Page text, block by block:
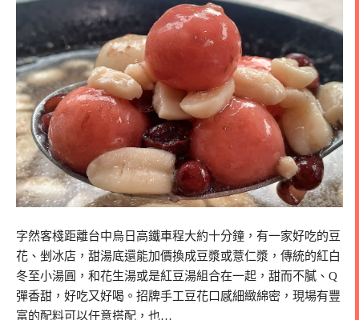
字然客棧距離台中烏日高鐵車程大約十分鐘，有一家好吃的豆
花、剉冰店，甜湯底還能加價換成豆漿或薏仁漿，傳統的紅白
冬至小湯圓，和花生湯或是紅豆湯組合在一起，甜而不膩、Q
彈香甜，好吃又好喝。招牌手工豆花口感細緻綿密，現場有豐
富的配料可以任意搭配，也…